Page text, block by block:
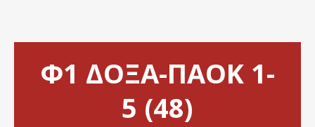
Φ1 ΔΟΞΑ-ΠΑΟΚ 1-
5 (48)